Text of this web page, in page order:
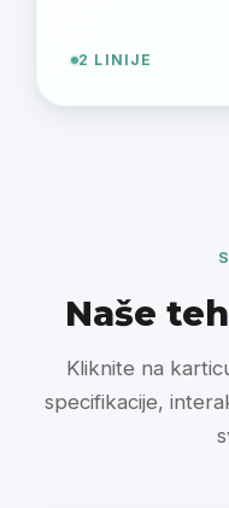
2 LINIJE
Naše
Kliknite na
specifikacije,